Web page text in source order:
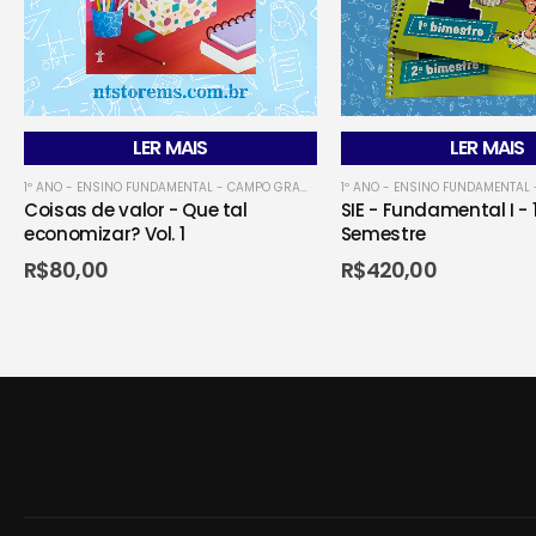
LER MAIS
1º ANO - ENSINO FUNDAMENTAL - CAMPO GRANDENSE ,1º ANO - ENSINO
Coisas de valor - Que tal
economizar? Vol. 1
R$80,00
LER MAIS
SIE - Fundamental I -
Semestre
R$420,00